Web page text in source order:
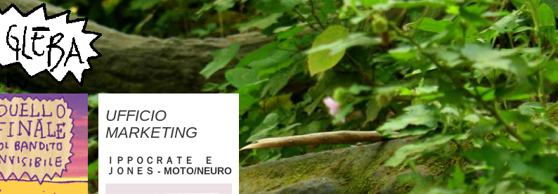
UFFICIO
MARKETING
ＩＰＰＯＣＲＡＴＥ Ｅ
ＪＯＮＥＳ - MOTO/NEURO